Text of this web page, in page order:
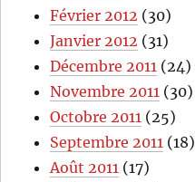
Février 2012 (30)
Janvier 2012 (31)
Décembre 2011 (24)
Novembre 2011 (30)
Octobre 2011 (25)
Septembre 2011 (18)
Août 2011 (17)